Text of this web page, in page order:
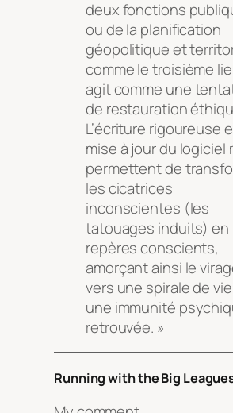
deux fonctions
ou de la planification
géopolitique et
comme le troisième
agit comme une
de restauration
L’écriture rigoureuse
mise à jour du logiciel
permettent de
les cicatrices
inconscientes (les
tatouages induits) en
repères conscients,
amorçant ainsi le
vers une spirale de
une immunité
retrouvée. »
Running with the Big